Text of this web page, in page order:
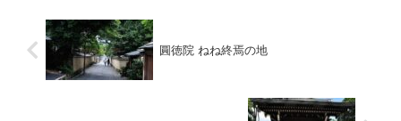
圓徳院 ねね終焉の地